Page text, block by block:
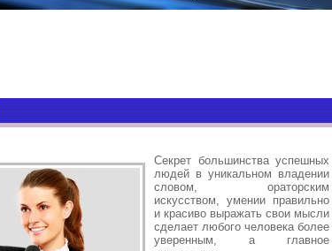
Секрет большинства успешных
людей в уникальном владении
словом, ораторским
искусством, умении правильно
и красиво выражать свои мысли
сделает любого человека более
уверенным, а главное